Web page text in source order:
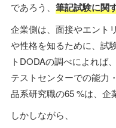
であろう、 筆記試験に関
企業側は、面接やエント
や性格を知るために、試
トDODAの調べによれば
テストセンターでの能力
品系研究職の65 %は、企
しかしながら、